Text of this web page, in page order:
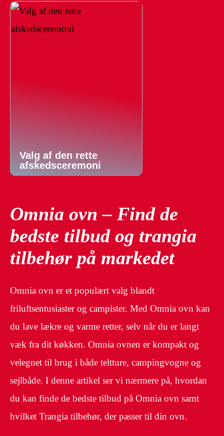
Valg af den rette
afskedsceremoni
Omnia ovn – Find de
bedste tilbud og trangia
tilbehør på markedet
Omnia ovn er et populært valg blandt
friluftsentusiaster og campister. Med Omnia ovn kan
du lave lækre og varme retter, selv når du er langt
væk fra dit køkken. Omnia ovnen er kompakt og
velegnet til brug i både teltture, campingvogne og
sejlbåde. I denne artikel ser vi nærmere på, hvordan
du kan finde de bedste tilbud på Omnia ovn samt
hvilket Trangia tilbehør, der passer til din ovn.